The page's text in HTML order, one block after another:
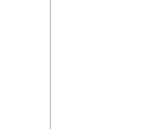
længere tid kan
være opmærksom på,